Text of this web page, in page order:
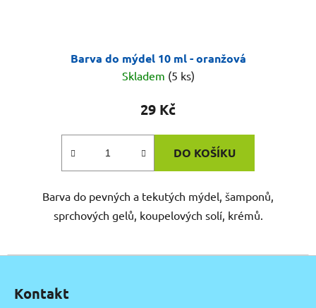
Barva do mýdel 10 ml - oranžová
Skladem (5 ks)
29 Kč
DO KOŠÍKU
Barva do pevných a tekutých mýdel, šamponů,
sprchových gelů, koupelových solí, krémů.
Kontakt